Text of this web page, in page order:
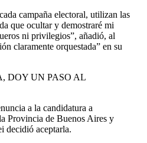
campaña electoral, utilizan las
que ocultar y demostraré mi
ni privilegios”, añadió, al
claramente orquestada” en su
DOY UN PASO AL
a la candidatura a
Provincia de Buenos Aires y
decidió aceptarla.